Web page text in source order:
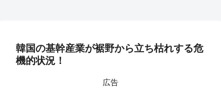
韓国の基幹産業が裾野から立ち枯れする危
機的状況！
広告